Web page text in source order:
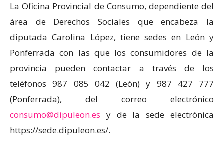
La Oficina Provincial de Consumo, dependiente del
área de Derechos Sociales que encabeza la
diputada Carolina López, tiene sedes en León y
Ponferrada con las que los consumidores de la
provincia pueden contactar a través de los
teléfonos 987 085 042 (León) y 987 427 777
(Ponferrada), del correo electrónico
consumo@dipuleon.es y de la sede electrónica
https://sede.dipuleon.es/.